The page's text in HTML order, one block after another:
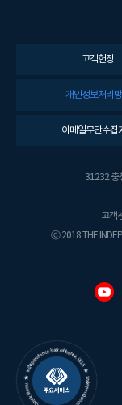
고객헌장
개인정보처리
이메일무단수집
31232 충
고객
ⓒ 2018 THE